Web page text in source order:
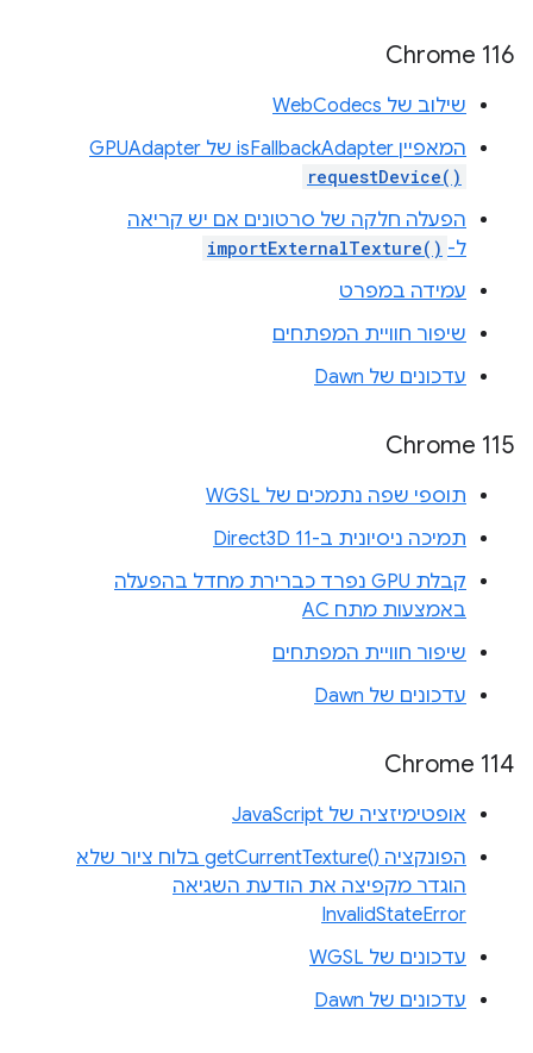
Chrome 116
שילוב של WebCodecs
המאפיין isFallbackAdapter של ‎GPUAdapter
requestDevice()
הפעלה חלקה של סרטונים אם יש קריאה
ל- importExternalTexture()
עמידה במפרט
שיפור חוויית המפתחים
עדכונים של Dawn
Chrome 115
תוספי שפה נתמכים של WGSL
תמיכה ניסיונית ב-Direct3D 11
קבלת GPU נפרד כברירת מחדל בהפעלה
באמצעות מתח AC
שיפור חוויית המפתחים
עדכונים של Dawn
Chrome 114
אופטימיזציה של JavaScript
הפונקציה getCurrentTexture()‎ בלוח ציור שלא
הוגדר מקפיצה את הודעת השגיאה
InvalidStateError
עדכונים של WGSL
עדכונים של Dawn